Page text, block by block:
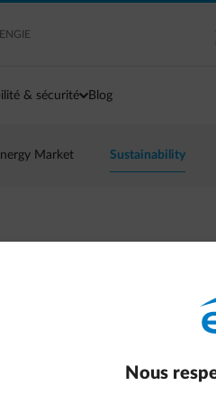
& sécurité Blog
Market Sustainability
installé un
(BESS) ?
(BESS - Battery Energy
maximum l'énergie qu'elle
Nous